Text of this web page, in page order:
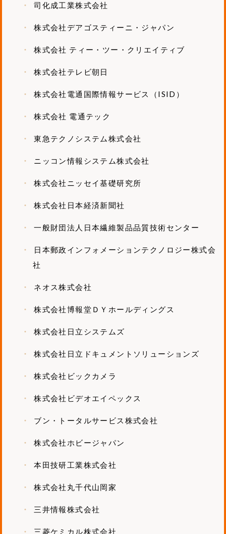
司化成工業株式会社
株式会社デアゴスティーニ・ジャパン
株式会社 ティー・ツー・クリエイティブ
株式会社テレビ朝日
株式会社電通国際情報サービス（ISID）
株式会社 電通テック
東急テクノシステム株式会社
ニッコン情報システム株式会社
株式会社ニッセイ基礎研究所
株式会社日本経済新聞社
一般財団法人日本繊維製品品質技術センター
日本郵政インフォメーションテクノロジー株式会
社
ネオス株式会社
株式会社博報堂ＤＹホールディングス
株式会社日立システムズ
株式会社日立ドキュメントソリューションズ
株式会社ビックカメラ
株式会社ビデオエイペックス
ブン・トータルサービス株式会社
株式会社ホビージャパン
本田技研工業株式会社
株式会社丸千代山岡家
三井情報株式会社
三菱ケミカル株式会社